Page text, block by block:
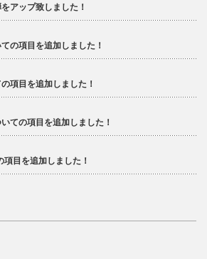
アップ致しました！
の項目を追加しました！
項目を追加しました！
ての項目を追加しました！
項目を追加しました！